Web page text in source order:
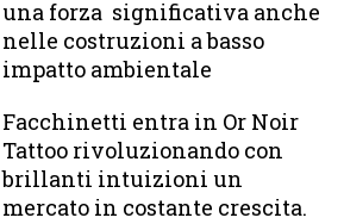
una forza significativa anche
nelle costruzioni a basso
impatto ambientale
Facchinetti entra in Or Noir
Tattoo rivoluzionando con
brillanti intuizioni un
mercato in costante crescita.